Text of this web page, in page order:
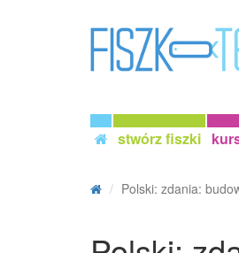
stwórz fiszki
Polski: zdania: